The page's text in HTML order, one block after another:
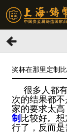
奖杯在那里定制
很多人都
次的结果都
家的要求太
制 比较好。
行了，反而是